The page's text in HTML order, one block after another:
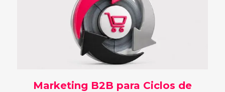
Marketing B2B para Ciclos de